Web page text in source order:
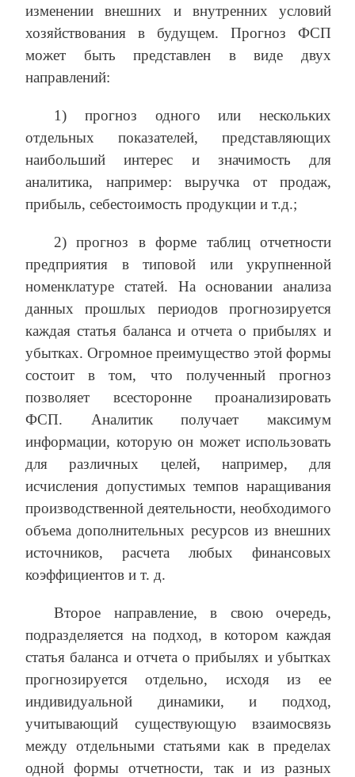
изменении внешних и внутренних условий
хозяйствования в будущем. Прогноз ФСП
может быть представлен в виде двух
направлений:
1) прогноз одного или нескольких
отдельных показателей, представляющих
наибольший интерес и значимость для
аналитика, например: выручка от продаж,
прибыль, себестоимость продукции и т.д.;
2) прогноз в форме таблиц отчетности
предприятия в типовой или укрупненной
номенклатуре статей. На основании анализа
данных прошлых периодов прогнозируется
каждая статья баланса и отчета о прибылях и
убытках. Огромное преимущество этой формы
состоит в том, что полученный прогноз
позволяет всесторонне проанализировать
ФСП. Аналитик получает максимум
информации, которую он может использовать
для различных целей, например, для
исчисления допустимых темпов наращивания
производственной деятельности, необходимого
объема дополнительных ресурсов из внешних
источников, расчета любых финансовых
коэффициентов и т. д.
Второе направление, в свою очередь,
подразделяется на подход, в котором каждая
статья баланса и отчета о прибылях и убытках
прогнозируется отдельно, исходя из ее
индивидуальной динамики, и подход,
учитывающий существующую взаимосвязь
между отдельными статьями как в пределах
одной формы отчетности, так и из разных